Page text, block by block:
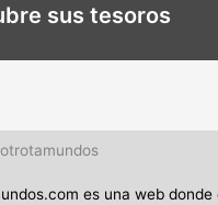
sus tesoros
es una web